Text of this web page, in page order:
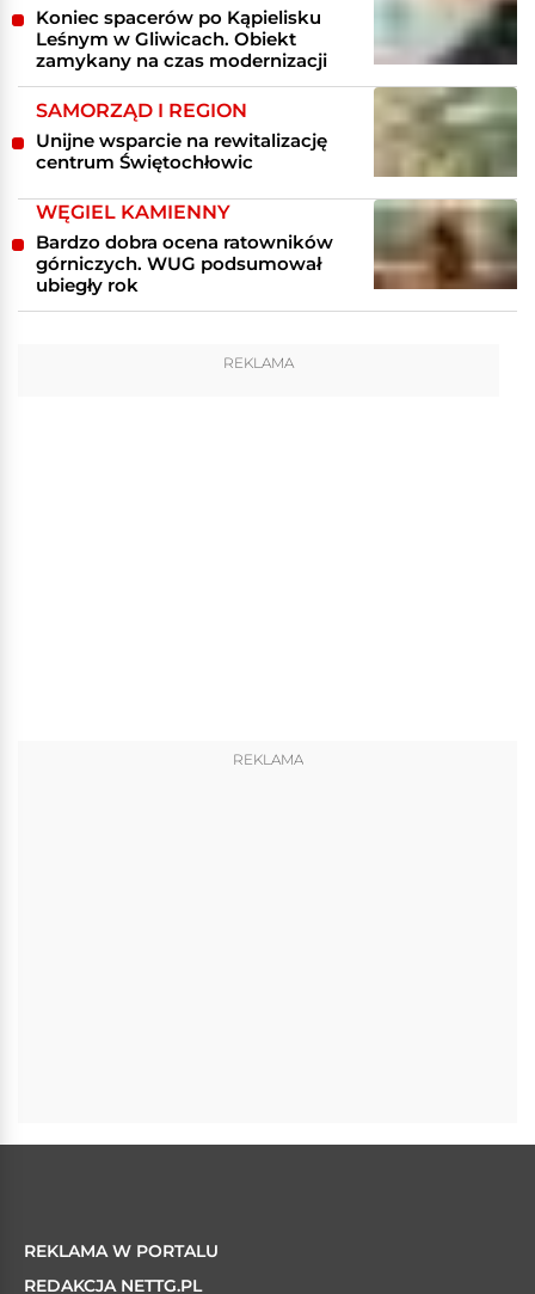
Koniec spacerów po Kąpielisku
Leśnym w Gliwicach. Obiekt
zamykany na czas modernizacji
SAMORZĄD I REGION
Unijne wsparcie na rewitalizację
centrum Świętochłowic
WĘGIEL KAMIENNY
Bardzo dobra ocena ratowników
górniczych. WUG podsumował
ubiegły rok
REKLAMA
REKLAMA
REKLAMA W PORTALU
REDAKCJA NETTG.PL